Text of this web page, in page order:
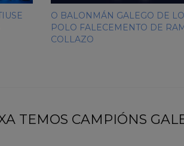
O BALONMÁN GALEGO DE
POLO FALECEMENTO DE
COLLAZO
TEMOS CAMPIÓNS